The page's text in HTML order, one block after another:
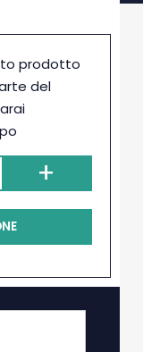
prodotto
del
+